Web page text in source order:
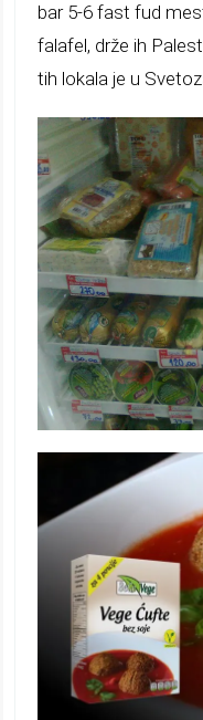
bar 5-6 fast fud
falafel, drže ih
tih lokala je u